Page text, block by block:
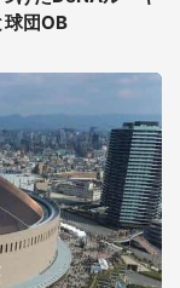
球団OB